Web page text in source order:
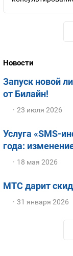
Новости
Запуск новой
от Билайн!
23 июля 2026
Услуга «SMS-
года:
18 мая 2026
МТС дарит
31 января 2026